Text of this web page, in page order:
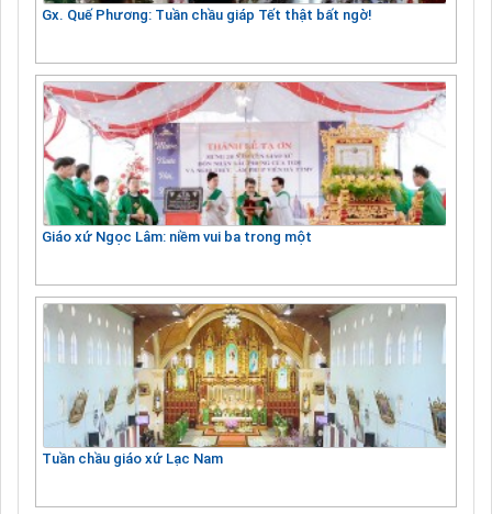
Gx. Quế Phương: Tuần chầu giáp Tết thật bất ngờ!
Giáo xứ Ngọc Lâm: niềm vui ba trong một
Tuần chầu giáo xứ Lạc Nam